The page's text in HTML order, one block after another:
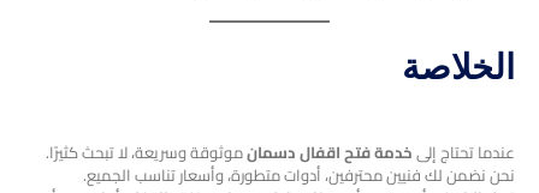
الخلاصة
عندما تحتاج إلىخدمة فتح اقفال دسمانموثوقة وسريعة، لا تبحث كثيرًا.
نحن نضمن لك فنيين محترفين، أدوات متطورة، وأسعار تناسب الجميع.